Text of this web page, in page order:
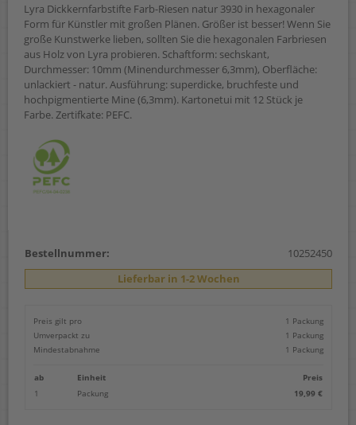
Lyra Dickkernfarbstifte Farb-Riesen natur 3930 in hexagonaler
Form für Künstler mit großen Plänen. Größer ist besser! Wenn Sie
große Kunstwerke lieben, sollten Sie die hexagonalen Farbriesen
aus Holz von Lyra probieren. Schaftform: sechskant,
Durchmesser: 10mm (Minendurchmesser 6,3mm), Oberfläche:
unlackiert - natur. Ausführung: superdicke, bruchfeste und
hochpigmentierte Mine (6,3mm). Kartonetui mit 12 Stück je
Farbe. Zertifkate: PEFC.
Bestellnummer:
10252450
Lieferbar in 1-2 Wochen
Preis gilt pro
1 Packung
Umverpackt zu
1 Packung
Mindestabnahme
1 Packung
ab Einheit
Preis
1
Packung 19,99 €